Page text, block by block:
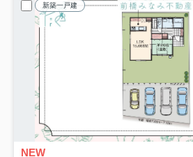
新築一戸建
NEW